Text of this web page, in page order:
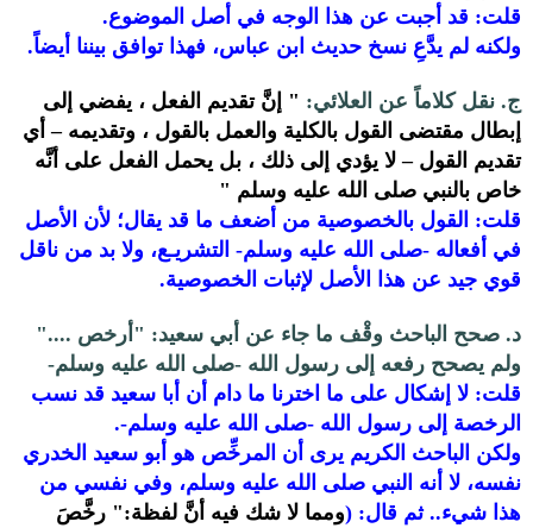
قلت: قد أجبت عن هذا الوجه في أصل الموضوع.
ولكنه لم يدَّعِ نسخ حديث ابن عباس، فهذا توافق بيننا أيضاً.
ج. نقل كلاماً عن العلائي: " إنَّ تقديم الفعل ، يفضي إلى
إبطال مقتضى القول بالكلية والعمل بالقول ، وتقديمه – أي
تقديم القول – لا يؤدي إلى ذلك ، بل يحمل الفعل على أنَّه
خاص بالنبي صلى الله عليه وسلم "
قلت: القول بالخصوصية من أضعف ما قد يقال؛ لأن الأصل
في أفعاله -صلى الله عليه وسلم- التشريـع، ولا بد من ناقل
قوي جيد عن هذا الأصل لإثبات الخصوصية.
د. صحح الباحث وقْف ما جاء عن أبي سعيد: "أرخص ...."
ولم يصحح رفعه إلى رسول الله -صلى الله عليه وسلم-
قلت: لا إشكال على ما اخترنا ما دام أن أبا سعيد قد نسب
الرخصة إلى رسول الله -صلى الله عليه وسلم-.
ولكن الباحث الكريم يرى أن المرخِّص هو أبو سعيد الخدري
نفسه، لا أنه النبي صلى الله عليه وسلم، وفي نفسي من
هذا شيء.. ثم قال: (ومما لا شك فيه أنَّ لفظة:" رخَّصَ